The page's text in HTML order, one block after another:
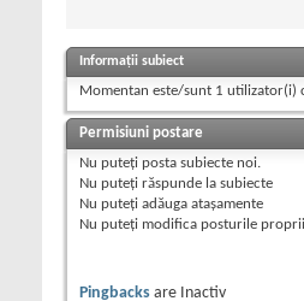
Informații subiect
Momentan este/sunt 1 utilizator(i)
Permisiuni postare
Nu puteţi posta subiecte noi.
Nu puteţi răspunde la subiecte
Nu puteţi adăuga ataşamente
Nu puteţi modifica posturile proprii
Pingbacks are
Inactiv